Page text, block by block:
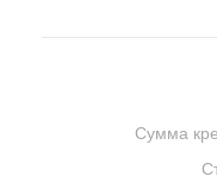
Сумма